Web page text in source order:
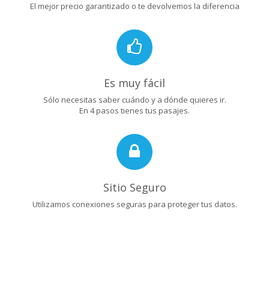
El mejor precio garantizado o te devolvemos la diferencia
Es muy fácil
Sólo necesitas saber cuándo y a dónde quieres ir.
En 4 pasos tienes tus pasajes.
Sitio Seguro
Utilizamos conexiones seguras para proteger tus datos.